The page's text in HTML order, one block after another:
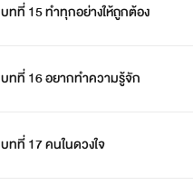
บทที่ 15 ทำทุกอย่างให้ถูกต้อง
บทที่ 16 อยากทำความรู้จัก
บทที่ 17 คนในดวงใจ